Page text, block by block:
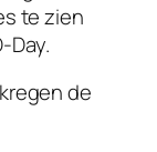
te zien
Day.
de